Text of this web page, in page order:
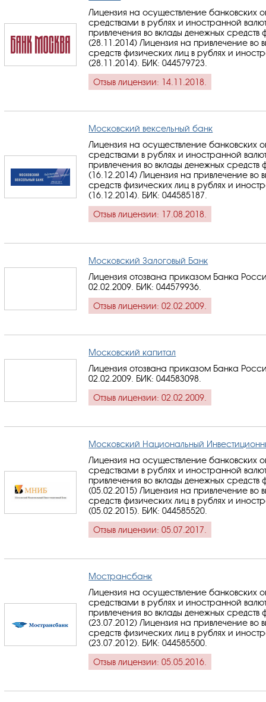
Лицензия на осуществление банковских
средствами в рублях и иностранной
привлечения во вклады денежных средств
(28.11.2014) Лицензия на привлечение во
средств физических лиц в рублях и
(28.11.2014). БИК: 044579723
Отзыв лицензии: 14.11.2018.
Московский вексельный банк
Лицензия на осуществление банковских
средствами в рублях и иностранной
привлечения во вклады денежных средств
(16.12.2014) Лицензия на привлечение во
средств физических лиц в рублях и
(16.12.2014). БИК: 044585187
Отзыв лицензии: 17.08.2018.
Московский Залоговый Банк
Лицензия отозвана приказом Банка
02.02.2009. БИК: 044579936
Отзыв лицензии: 02.02.2009.
Московский капитал
Лицензия отозвана приказом Банка
02.02.2009. БИК: 044583098
Отзыв лицензии: 02.02.2009.
Московский Национальный
Лицензия на осуществление банковских
средствами в рублях и иностранной
привлечения во вклады денежных средств
(05.02.2015) Лицензия на привлечение во
средств физических лиц в рублях и
(05.02.2015). БИК: 044585520
Отзыв лицензии: 05.07.2017.
Мострансбанк
Лицензия на осуществление банковских
средствами в рублях и иностранной
привлечения во вклады денежных средств
(23.07.2012) Лицензия на привлечение во
средств физических лиц в рублях и
(23.07.2012). БИК: 044585500
Отзыв лицензии: 05.05.2016.